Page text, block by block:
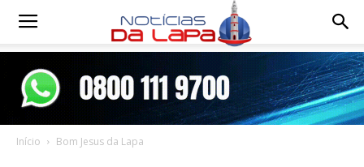
Notícias
Início Bom Jesus da Lapa